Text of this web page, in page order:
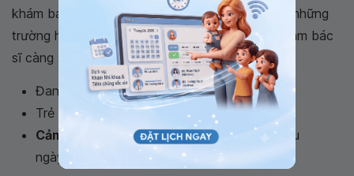
khám bác sĩ để tìm cách điều trị virus. Ngoài ra, những
trường hợp
bị cảm lạnhsau đây cũng nên đi khám bác
sĩ càng sớm càng tốt:
Đang mang thai hoặc cho con bú
Trẻ sơ sinh hoặc trẻ nhỏ
Cảm lạnh triệu chứngtrở nên tồi tệ hơn sau
ngày thứ ba.